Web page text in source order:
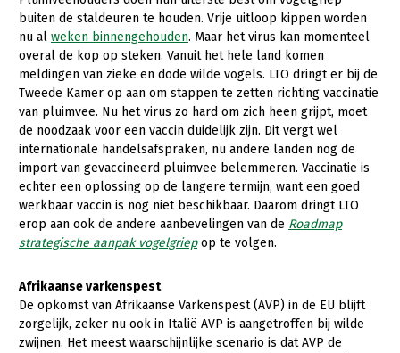
Geitenhouderij
Kalverhouderij
Konijnenhouderij
Melkveehouderij
Paardenhouderij
Pluimveehouderij
Schapenhouderij
Varkenshouderij
Plant
Akkerbouw
Multifunctionele landbouw
buiten de staldeuren te houden. Vrije uitloop kippen worden
nu al weken binnengehouden. Maar het virus kan momenteel
overal de kop op steken. Vanuit het hele land komen
meldingen van zieke en dode wilde vogels. LTO dringt er bij de
Tweede Kamer op aan om stappen te zetten richting vaccinatie
van pluimvee. Nu het virus zo hard om zich heen grijpt, moet
de noodzaak voor een vaccin duidelijk zijn. Dit vergt wel
internationale handelsafspraken, nu andere landen nog de
import van gevaccineerd pluimvee belemmeren. Vaccinatie is
echter een oplossing op de langere termijn, want een goed
werkbaar vaccin is nog niet beschikbaar. Daarom dringt LTO
erop aan ook de andere aanbevelingen van de Roadmap
strategische aanpak vogelgriepop te volgen.
Afrikaanse varkenspest
De opkomst van Afrikaanse Varkenspest (AVP) in de EU blijft
zorgelijk, zeker nu ook in Italië AVP is aangetroffen bij wilde
zwijnen. Het meest waarschijnlijke scenario is dat AVP de